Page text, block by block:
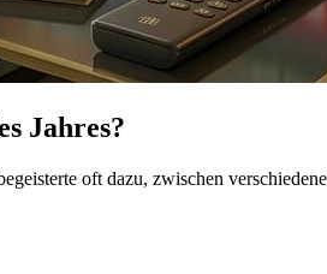
Jahres?
oft dazu, zwischen